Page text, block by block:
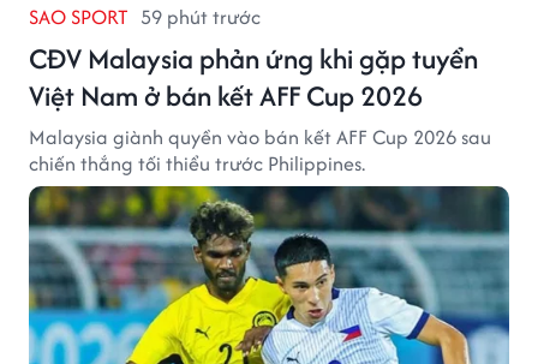
SAO SPORT 59 phút trước
CĐV Malaysia phản ứng khi gặp tuyển
Việt Nam ở bán kết AFF Cup 2026
Malaysia giành quyền vào bán kết AFF Cup 2026 sau
chiến thắng tối thiểu trước Philippines.